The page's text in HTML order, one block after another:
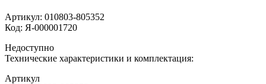
Артикул: 010803-805352
Код: Я-000001720
Недоступно
Технические характеристики и комплектация:
Артикул